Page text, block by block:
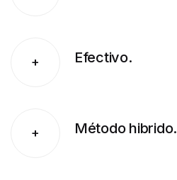
+ Efectivo.
+ Método hibrido.